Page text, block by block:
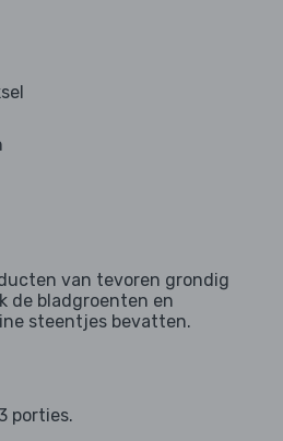
van tevoren grondig
de bladgroenten en
steentjes bevatten.
porties.